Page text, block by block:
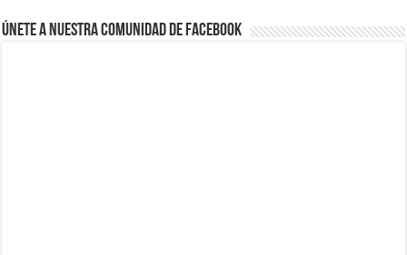
Únete a nuestra comunidad de Facebook